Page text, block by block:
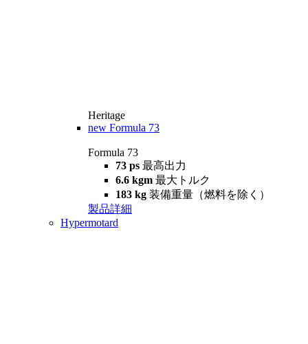
Heritage
new Formula 73
Formula 73
73 ps 最高出力
6.6 kgm 最大トルク
183 kg 装備重量（燃料を除く）
製品詳細
Hypermotard